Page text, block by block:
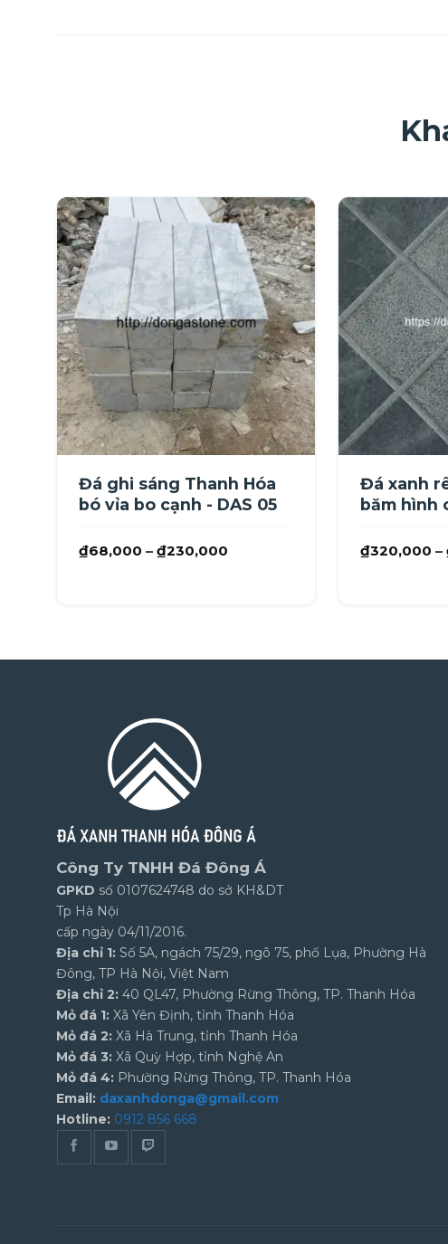
Đá ghi sáng Thanh Hóa
bó vỉa bo cạnh - DAS 05
₫68,000 – ₫230,000
₫230,000
Đá xanh
băm hình
₫320,000 –
Công Ty TNHH Đá Đông Á
GPKD số 0107624748 do sở KH&DT
Tp Hà Nội
cấp ngày 04/11/2016.
Địa chỉ 1: Số 5A, ngách 75/29, ngõ 75, phố Lụa, Phường Hà
Đông, TP Hà Nội, Việt Nam
Địa chỉ 2: 40 QL47, Phường Rừng Thông, TP. Thanh Hóa
Mỏ đá 1: Xã Yên Định, tỉnh Thanh Hóa
Mỏ đá 2: Xã Hà Trung, tỉnh Thanh Hóa
Mỏ đá 3: Xã Quỳ Hợp, tỉnh Nghệ An
Mỏ đá 4: Phường Rừng Thông, TP. Thanh Hóa
Email: daxanhdonga@gmail.com
Hotline: 0912 856 668